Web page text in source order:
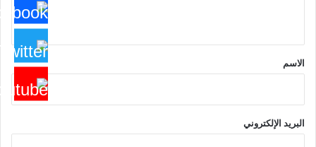
*
الاسم
البريد الإلكتروني